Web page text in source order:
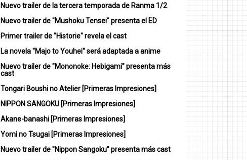
Nuevo trailer de la tercera temporada de Ranma 1/2
Nuevo trailer de "Mushoku Tensei" presenta el ED
Primer trailer de "Historie" revela el cast
La novela "Majo to Youhei" será adaptada a anime
Nuevo trailer de "Mononoke: Hebigami" presenta más
cast
Tongari Boushi no Atelier [Primeras Impresiones]
NIPPON SANGOKU [Primeras Impresiones]
Akane-banashi [Primeras Impresiones]
Yomi no Tsugai [Primeras Impresiones]
Nuevo trailer de "Nippon Sangoku" presenta más cast